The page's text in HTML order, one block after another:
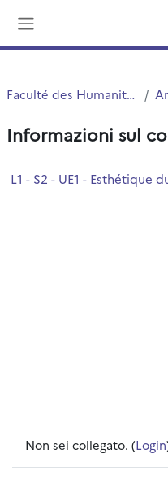
Faculté des Humanités
Informazioni sul
L1 - S2 - UE1 - Esthétique
Non sei collegato. (Login